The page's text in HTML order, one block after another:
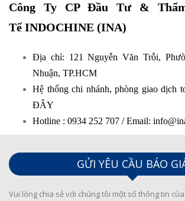
Công Ty CP Đầu Tư &
TếINDOCHINE (INA)
Địa chỉ: 121 Nguyễn Văn Trỗi,
Nhuận, TP.HCM
Hệ thống chi nhánh, phòng giao dịch
ĐÂY
Hotline : 0934 252 707 / Email:
GỬI YÊU CẦU BÁO
Vui lòng chia sẻ với chúng tôi một số thông tin